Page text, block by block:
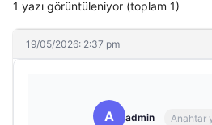
1 yazı görüntüleniyor (toplam 1)
19/05/2026: 2:37 pm
A admin Anahtar